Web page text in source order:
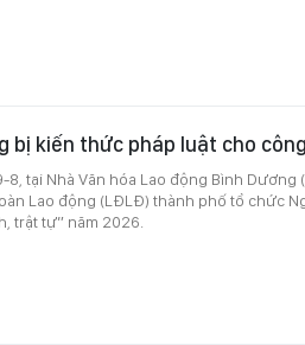
bị kiến thức pháp luật cho
8, tại Nhà Văn hóa Lao động Bình Dương
Lao động (LĐLĐ) thành phố tổ chức
trật tự” năm 2026.